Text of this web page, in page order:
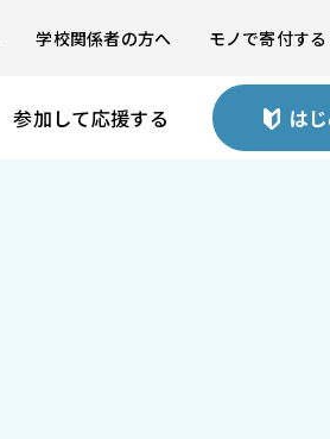
学校関係者の方へ モノで寄付する
参加して応援する は